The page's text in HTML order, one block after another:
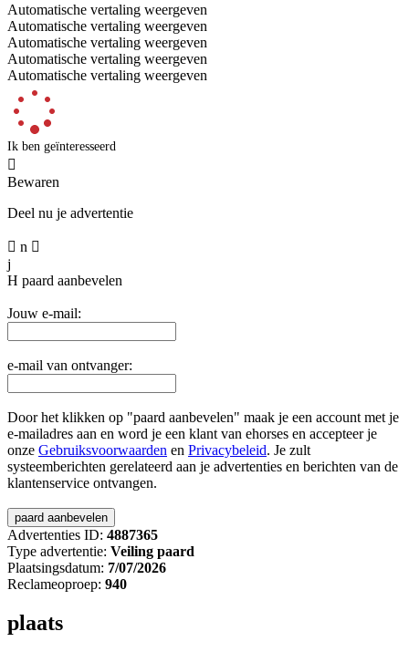
Automatische vertaling weergeven
Automatische vertaling weergeven
Automatische vertaling weergeven
Automatische vertaling weergeven
Automatische vertaling weergeven
Ik ben geïnteresseerd

Bewaren
Deel nu je advertentie
 n 
j
H paard aanbevelen
Jouw e-mail:
e-mail van ontvanger:
Door het klikken op "paard aanbevelen" maak je een account met je
e-mailadres aan en word je een klant van ehorses en accepteer je
onze Gebruiksvoorwaarden en Privacybeleid. Je zult
systeemberichten gerelateerd aan je advertenties en berichten van de
klantenservice ontvangen.
Advertenties ID: 4887365
Type advertentie: Veiling paard
Plaatsingsdatum: 7/07/2026
Reclameoproep: 940
plaats